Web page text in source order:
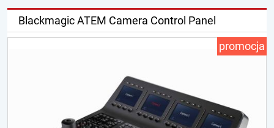
Blackmagic ATEM Camera Control Panel
promocja